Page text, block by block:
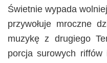
Świetnie wypada
przywołuje mroczne
muzykę z drugiego
porcja surowych riffów